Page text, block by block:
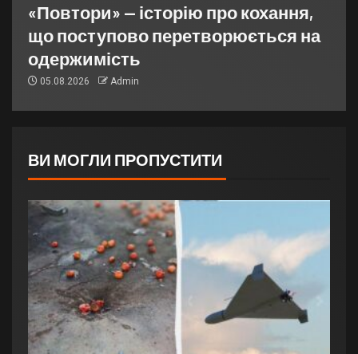
«Повтори» — історію про кохання,
що поступово перетворюється на
одержимість
05.08.2026 Admin
ВИ МОГЛИ ПРОПУСТИТИ